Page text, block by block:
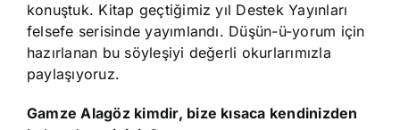
konuştuk. Kitap geçtiğimiz yıl Destek Yayınları
felsefe serisinde yayımlandı. Düşün-ü-yorum için
hazırlanan bu söyleşiyi değerli okurlarımızla
paylaşıyoruz.
Gamze Alagöz kimdir, bize kısaca kendinizden